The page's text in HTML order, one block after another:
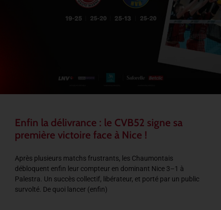
Enfin la délivrance : le CVB52 signe sa
première victoire face à Nice !
Après plusieurs matchs frustrants, les Chaumontais
débloquent enfin leur compteur en dominant Nice 3–1 à
Palestra. Un succès collectif, libérateur, et porté par un public
survolté. De quoi lancer (enfin)